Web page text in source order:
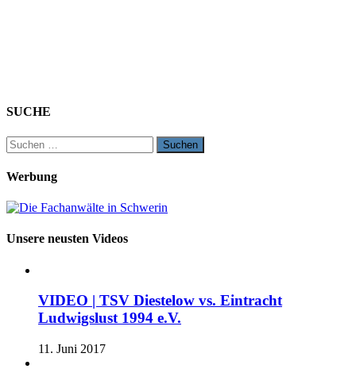
SUCHE
Suchen
nach:
Werbung
Unsere neusten Videos
VIDEO | TSV Diestelow vs. Eintracht
Ludwigslust 1994 e.V.
11. Juni 2017